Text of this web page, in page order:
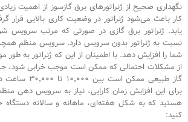
نگهداری صحیح از ژنراتورهای برق گازسوز از اهمیت
کار باعث می‌شود ژنراتور در وضعیت کاری بالایی قرار
یابد. ژنراتور برق گازی در صورتی که مرتب سرویس
نسبت به ژنراتور بدون سرویس دارد. سرویس منظم
شما را افزایش دهد. با اطمینان از این که ژنراتور به طور
از مشکلات احتمالی که ممکن است موجب خرابی شود،
گاز طبیعی ممکن
برای این افزایش زمان کارایی، نیاز به سرویس دهی
هستید که به شکل هفته‌ای، ماهانه و سالانه
کنید: